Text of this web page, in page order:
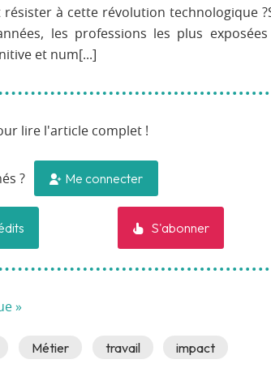
à cette révolution technologique
les professions les plus
et num[...]
lire l'article complet !
? Me connecter
S'abonner
»
Métier travail impact